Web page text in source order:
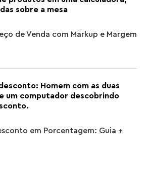
de Venda com Markup e Margem
em Porcentagem: Guia +